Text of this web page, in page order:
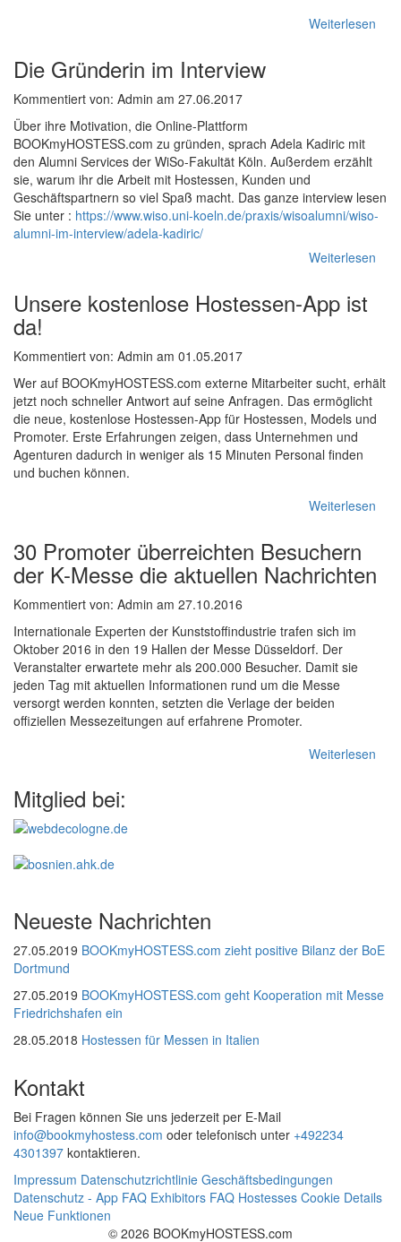
Weiterlesen
Die Gründerin im Interview
Kommentiert von: Admin am 27.06.2017
Über ihre Motivation, die Online-Plattform
BOOKmyHOSTESS.com zu gründen, sprach Adela Kadiric mit
den Alumni Services der WiSo-Fakultät Köln. Außerdem erzählt
sie, warum ihr die Arbeit mit Hostessen, Kunden und
Geschäftspartnern so viel Spaß macht. Das ganze interview lesen
Sie unter : https://www.wiso.uni-koeln.de/praxis/wisoalumni/wiso-
alumni-im-interview/adela-kadiric/
Weiterlesen
Unsere kostenlose Hostessen-App ist
da!
Kommentiert von: Admin am 01.05.2017
Wer auf BOOKmyHOSTESS.com externe Mitarbeiter sucht, erhält
jetzt noch schneller Antwort auf seine Anfragen. Das ermöglicht
die neue, kostenlose Hostessen-App für Hostessen, Models und
Promoter. Erste Erfahrungen zeigen, dass Unternehmen und
Agenturen dadurch in weniger als 15 Minuten Personal finden
und buchen können.
Weiterlesen
30 Promoter überreichten Besuchern
der K-Messe die aktuellen Nachrichten
Kommentiert von: Admin am 27.10.2016
Internationale Experten der Kunststoffindustrie trafen sich im
Oktober 2016 in den 19 Hallen der Messe Düsseldorf. Der
Veranstalter erwartete mehr als 200.000 Besucher. Damit sie
jeden Tag mit aktuellen Informationen rund um die Messe
versorgt werden konnten, setzten die Verlage der beiden
offiziellen Messezeitungen auf erfahrene Promoter.
Weiterlesen
Mitglied bei:
Neueste Nachrichten
27.05.2019 BOOKmyHOSTESS.com zieht positive Bilanz der BoE
Dortmund
27.05.2019 BOOKmyHOSTESS.com geht Kooperation mit Messe
Friedrichshafen ein
28.05.2018 Hostessen für Messen in Italien
Kontakt
Bei Fragen können Sie uns jederzeit per E-Mail
info@bookmyhostess.com oder telefonisch unter +492234
4301397 kontaktieren.
Impressum Datenschutzrichtlinie Geschäftsbedingungen
Datenschutz - App FAQ Exhibitors FAQ Hostesses Cookie Details
Neue Funktionen
© 2026 BOOKmyHOSTESS.com